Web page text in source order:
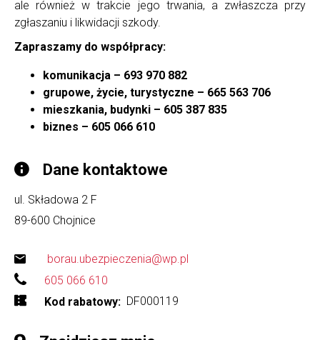
ale również w trakcie jego trwania, a zwłaszcza przy
zgłaszaniu i likwidacji szkody.
Zapraszamy do współpracy:
komunikacja – 693 970 882
grupowe, życie, turystyczne – 665 563 706
mieszkania, budynki – 605 387 835
biznes – 605 066 610
Dane kontaktowe
ul. Składowa 2 F
89-600 Chojnice
borau.ubezpieczenia@wp.pl
605 066 610
Kod rabatowy
DF000119